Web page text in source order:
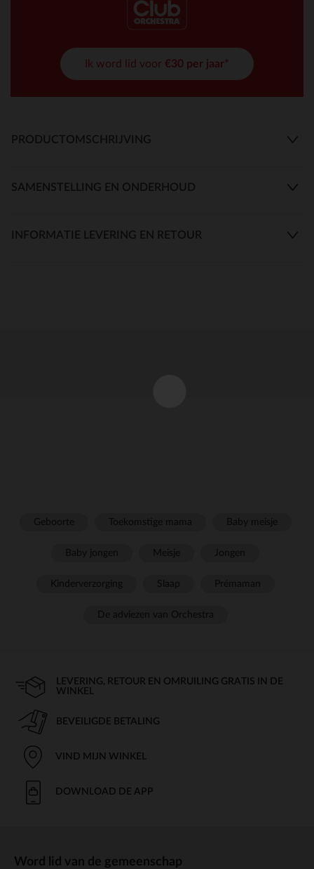
Ik word lid voor €30 per jaar*
PRODUCTOMSCHRIJVING
SAMENSTELLING EN ONDERHOUD
INFORMATIE LEVERING EN RETOUR
LEVERING, RETOUR EN OMRUILING GRATIS IN DE
WINKEL
BEVEILIGDE BETALING
VIND MIJN WINKEL
DOWNLOAD DE APP
Word lid van de gemeenschap